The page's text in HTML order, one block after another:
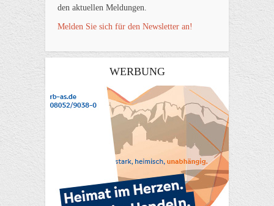
den aktuellen Meldungen.
Melden Sie sich für den Newsletter an!
WERBUNG